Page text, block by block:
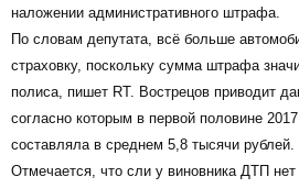
наложении административного штрафа.
По словам депутата, всё больше
страховку, поскольку сумма штрафа
полиса, пишет RT. Вострецов приводит
согласно которым в первой половине
составляла в среднем 5,8 тысячи рублей.
Отмечается, что сли у виновника ДТП